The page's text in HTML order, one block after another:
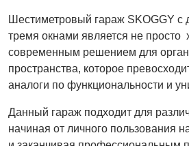
Шестиметровый гараж SKOGGY с
тремя окнами является не
современным решением для
пространства, которое
аналоги по функциональности и
Данный гараж подходит для
начиная от личного пользования